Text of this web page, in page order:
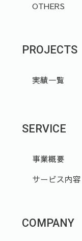
OTHERS
PROJECTS
実績一覧
SERVICE
事業概要
サービス内容
COMPANY